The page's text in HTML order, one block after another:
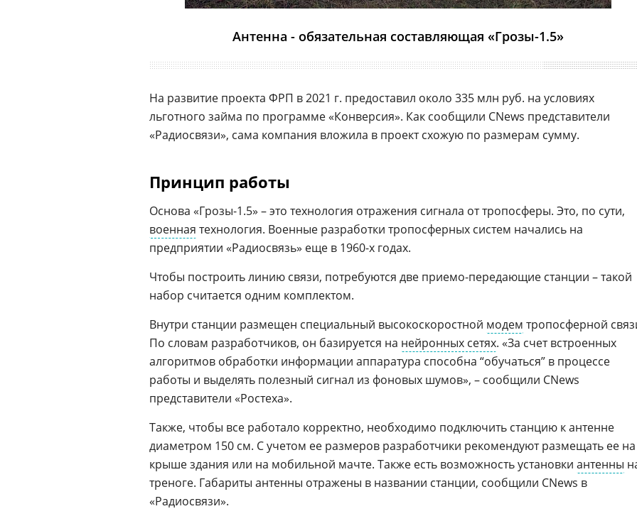
Антенна - обязательная составляющая «Грозы-1.5»
На развитие проекта ФРП в 2021 г. предоставил около 335 млн руб. на условиях
льготного займа по программе «Конверсия». Как сообщили CNews представители
«Радиосвязи», сама компания вложила в проект схожую по размерам сумму.
Принцип работы
Основа «Грозы-1.5» – это технология отражения сигнала от тропосферы. Это, по сути,
военная технология. Военные разработки тропосферных систем начались на
предприятии «Радиосвязь» еще в 1960-х годах.
Чтобы построить линию связи, потребуются две приемо-передающие станции – такой
набор считается одним комплектом.
Внутри станции размещен специальный высокоскоростной модем тропосферной
По словам разработчиков, он базируется на нейронных сетях. «За счет встроенных
алгоритмов обработки информации аппаратура способна “обучаться” в процессе
работы и выделять полезный сигнал из фоновых шумов», – сообщили CNews
представители «Ростеха».
Также, чтобы все работало корректно, необходимо подключить станцию к антенне
диаметром 150 см. С учетом ее размеров разработчики рекомендуют размещать ее на
крыше здания или на мобильной мачте. Также есть возможность установки антенны
треноге. Габариты антенны отражены в названии станции, сообщили CNews в
«Радиосвязи».